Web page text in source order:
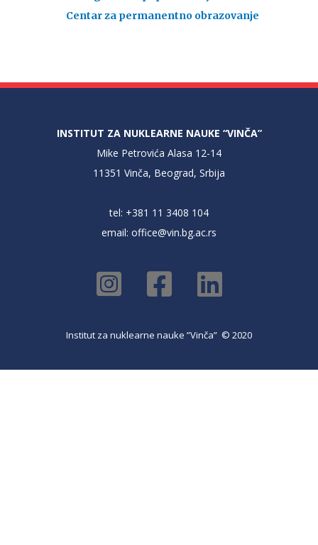
Centar za permanentno obrazovanje
INSTITUT ZA NUKLEARNE NAUKE “VINČA”
Mike Petrovića Alasa 12-14
11351 Vinča, Beograd, Srbija
tel: +381 11 3408 104
email: office@vin.bg.ac.rs
Institut za nuklearne nauke ”Vinča” © 2020